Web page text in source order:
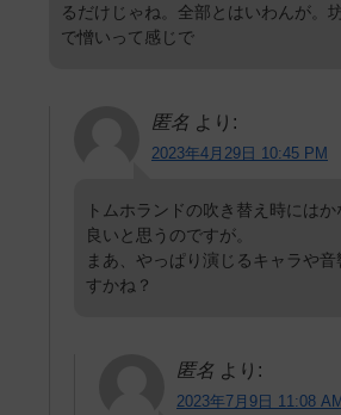
るだけじゃね。全部とはいわんが。
で憎いって感じで
匿名 より:
2023年4月29日 10:45 PM
トムホランドの吹き替え時には
良いと思うのですが。
まあ、やっぱり演じるキャラや
すかね？
匿名 より:
2023年7月9日 11:08 AM